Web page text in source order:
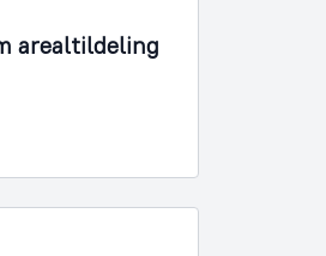
arealtildeling